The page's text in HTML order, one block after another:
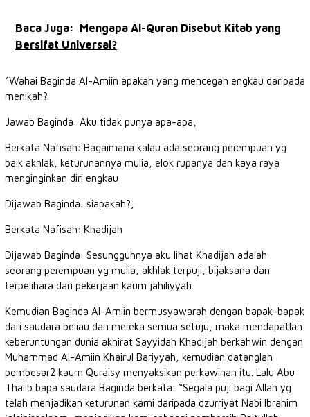
Baca Juga:
Mengapa Al-Quran Disebut Kitab yang
Bersifat Universal?
“Wahai Baginda Al-Amiin apakah yang mencegah engkau daripada
menikah?
Jawab Baginda: Aku tidak punya apa-apa,
Berkata Nafisah: Bagaimana kalau ada seorang perempuan yg
baik akhlak, keturunannya mulia, elok rupanya dan kaya raya
menginginkan diri engkau
Dijawab Baginda: siapakah?,
Berkata Nafisah: Khadijah
Dijawab Baginda: Sesungguhnya aku lihat Khadijah adalah
seorang perempuan yg mulia, akhlak terpuji, bijaksana dan
terpelihara dari pekerjaan kaum jahiliyyah.
Kemudian Baginda Al-Amiin bermusyawarah dengan bapak-bapak
dari saudara beliau dan mereka semua setuju, maka mendapatlah
keberuntungan dunia akhirat Sayyidah Khadijah berkahwin dengan
Muhammad Al-Amiin Khairul Bariyyah, kemudian datanglah
pembesar2 kaum Quraisy menyaksikan perkawinan itu. Lalu Abu
Thalib bapa saudara Baginda berkata: “Segala puji bagi Allah yg
telah menjadikan keturunan kami daripada dzurriyat Nabi Ibrahim